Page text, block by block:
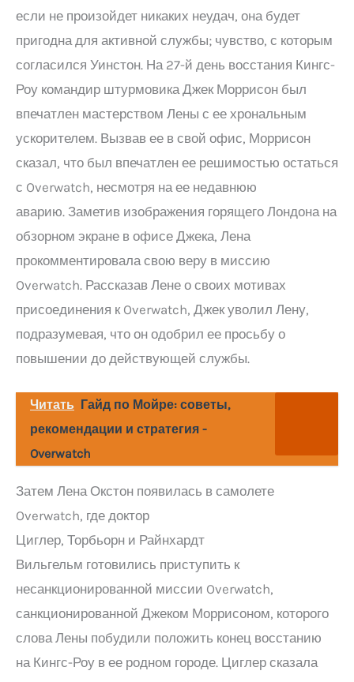
если не произойдет никаких неудач, она будет
пригодна для активной службы; чувство, с которым
согласился Уинстон. На 27-й день восстания Кингс-
Роу командир штурмовика Джек Моррисон был
впечатлен мастерством Лены с ее хрональным
ускорителем. Вызвав ее в свой офис, Моррисон
сказал, что был впечатлен ее решимостью остаться
с Overwatch, несмотря на ее недавнюю
аварию. Заметив изображения горящего Лондона на
обзорном экране в офисе Джека, Лена
прокомментировала свою веру в миссию
Overwatch. Рассказав Лене о своих мотивах
присоединения к Overwatch, Джек уволил Лену,
подразумевая, что он одобрил ее просьбу о
повышении до действующей службы.
Читать Гайд по Мойре: советы,
рекомендации и стратегия -
Overwatch
Затем Лена Окстон появилась в самолете
Overwatch, где доктор
Циглер, Торбьорн и Райнхардт
Вильгельм готовились приступить к
несанкционированной миссии Overwatch,
санкционированной Джеком Моррисоном, которого
слова Лены побудили положить конец восстанию
на Кингс-Роу в ее родном городе. Циглер сказала